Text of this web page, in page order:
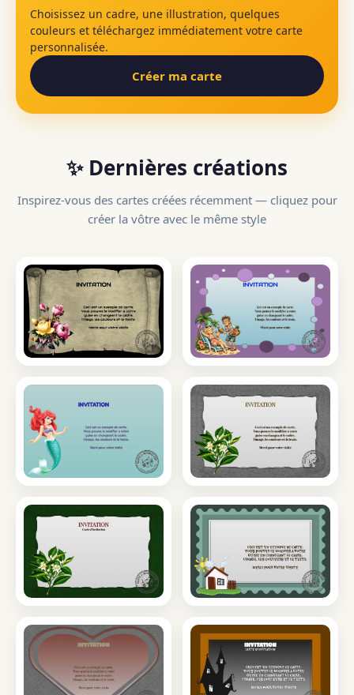
Choisissez un cadre, une illustration, quelques
couleurs et téléchargez immédiatement votre carte
personnalisée.
Créer ma carte
✨ Dernières créations
Inspirez-vous des cartes créées récemment — cliquez pour
créer la vôtre avec le même style